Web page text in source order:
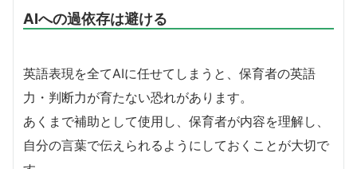
AIへの過依存は避ける
英語表現を全てAIに任せてしまうと、保育者の英語
力・判断力が育たない恐れがあります。
あくまで補助として使用し、保育者が内容を理解し、
自分の言葉で伝えられるようにしておくことが大切で